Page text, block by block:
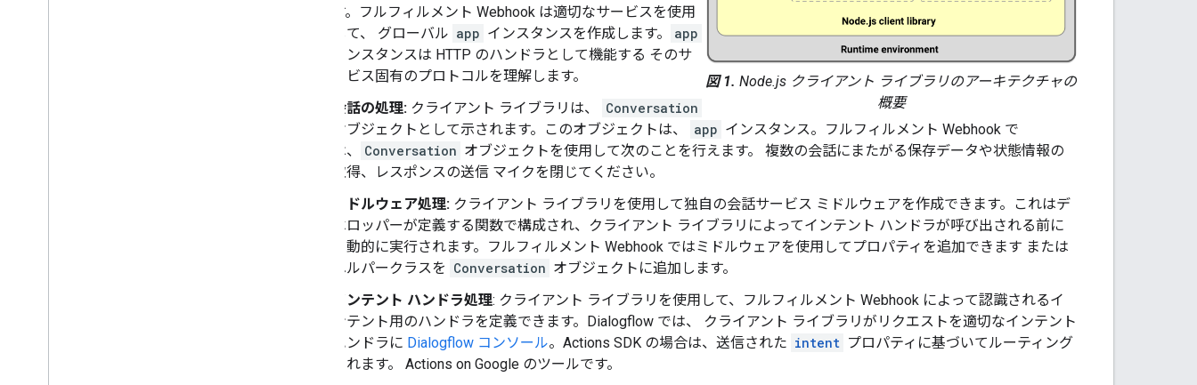
図 1. Node.js クライアント ライブラリのアーキテクチャの
概要
す。フルフィルメント Webhook は適切なサービスを使用
して、 グローバル app インスタンスを作成します。
app
インスタンスは HTTP のハンドラとして機能する そのサ
ービス固有のプロトコルを理解します。
会話の処理: クライアント ライブラリは、
Conversation
オブジェクトとして示されます。このオブジェクトは、
app インスタンス。フルフィルメント Webhook で
は、
Conversation オブジェクトを使用して次のことを行えます。 複数の会話にまたがる保存データや状態情報の
取得、レスポンスの送信 マイクを閉じてください。
ミドルウェア処理: クライアント ライブラリを使用して独自の会話サービス ミドルウェアを作成できます。これはデ
ベロッパーが定義する関数で構成され、クライアント ライブラリによってインテント ハンドラが呼び出される前に
自動的に実行されます。フルフィルメント Webhook ではミドルウェアを使用してプロパティを追加できます または
ヘルパークラスを Conversation オブジェクトに追加します。
インテント ハンドラ処理: クライアント ライブラリを使用して、フルフィルメント Webhook によって認識されるイ
ンテント用のハンドラを定義できます。Dialogflow では、 クライアント ライブラリがリクエストを適切なインテント
ハンドラに Dialogflow コンソール。Actions SDK の場合は、送信された intent プロパティに基づいてルーティング
されます。 Actions on Google のツールです。